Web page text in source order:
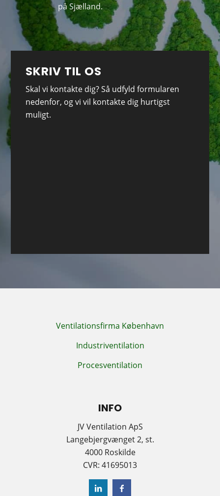
SKRIV TIL OS
Skal vi kontakte dig? Så udfyld formularen
nedenfor, og vi vil kontakte dig hurtigst
muligt.
på Sjælland.
Ventilationsfirma København
Industriventilation
Procesventilation
INFO
JV Ventilation ApS
Langebjergvænget 2, st.
4000 Roskilde
CVR: 41695013